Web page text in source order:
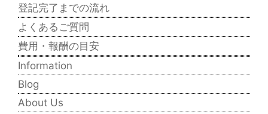
登記完了までの流れ
よくあるご質問
費用・報酬の目安
Information
Blog
About Us